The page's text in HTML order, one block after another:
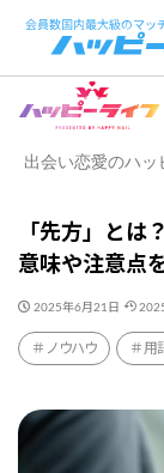
出会い恋愛のハッ
「先方」とは
意味や注意点
2025年6月21日
ノウハウ 用